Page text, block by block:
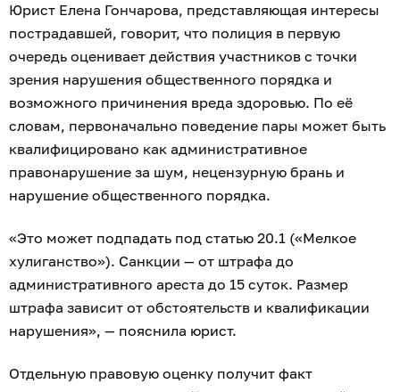
Юрист Елена Гончарова, представляющая интересы
пострадавшей, говорит, что полиция в первую
очередь оценивает действия участников с точки
зрения нарушения общественного порядка и
возможного причинения вреда здоровью. По её
словам, первоначально поведение пары может быть
квалифицировано как административное
правонарушение за шум, нецензурную брань и
нарушение общественного порядка.
«Это может подпадать под статью 20.1 («Мелкое
хулиганство»). Санкции — от штрафа до
административного ареста до 15 суток. Размер
штрафа зависит от обстоятельств и квалификации
нарушения», — пояснила юрист.
Отдельную правовую оценку получит факт